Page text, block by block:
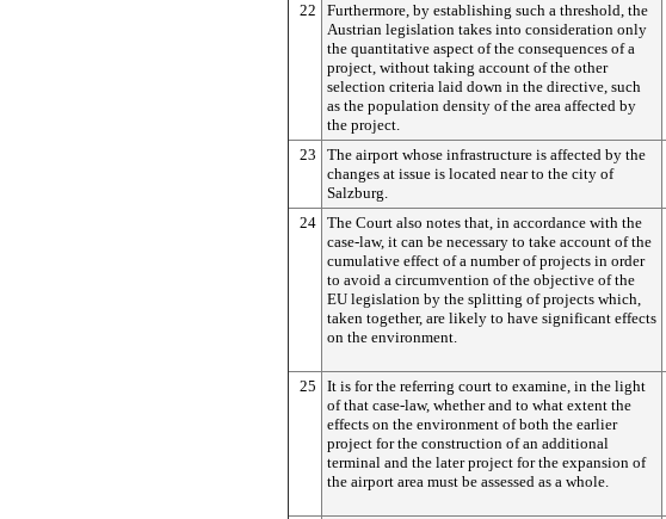
22
Furthermore, by establishing such a threshold, the
Austrian legislation takes into consideration only
the quantitative aspect of the consequences of a
project, without taking account of the other
selection criteria laid down in the directive, such
as the population density of the area affected by
the project.
23
The airport whose infrastructure is affected by the
changes at issue is located near to the city of
Salzburg.
24 The Court also notes that, in accordance with the
case-law, it can be necessary to take account of the
cumulative effect of a number of projects in order
to avoid a circumvention of the objective of the
EU legislation by the splitting of projects which,
taken together, are likely to have significant effects
on the environment.
25
It is for the referring court to examine, in the light
of that case-law, whether and to what extent the
effects on the environment of both the earlier
project for the construction of an additional
terminal and the later project for the expansion of
the airport area must be assessed as a whole.